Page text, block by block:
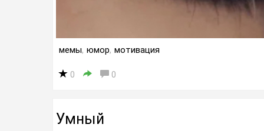
мемы, юмор, мотивация
0 0
Умный